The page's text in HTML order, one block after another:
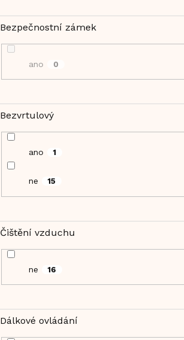
Bezpečnostní zámek
ano 0
Bezvrtulový
ano 1
ne 15
Čištění vzduchu
ne 16
Dálkové ovládání